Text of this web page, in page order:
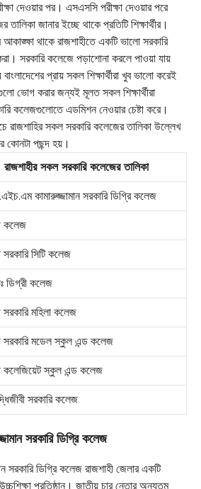
দেওয়ার পর। এসএসসি পরীক্ষা দেওয়ার পরে
জানার ইচ্ছে থাকে প্রতিটি শিক্ষার্থীর।
আকাঙ্ক্ষা থাকে রাজশাহীতে একটি ভালো সরকারি
সরকারি কলেজে পড়াশোনা করলে পাওয়া যায়
প্রায় সকল শিক্ষার্থীরা খুব ভালো করেই
ভোগ করার জন্যই মূলত সকল শিক্ষার্থীরা
কলেজগুলোতে এডমিশন নেওয়ার চেষ্টা করে।
রাজশাহির সকল সরকারি কলেজের তালিকা উল্লেখ
কোনটা পছন্দ হয়।
রাজশাহীর সকল সরকারি কলেজের তালিকা
কামারুজ্জামান সরকারি ডিগ্রি কলেজ
কলেজ
সরকারি সিটি কলেজ
ডিগ্রী কলেজ
সরকারি মহিলা কলেজ
সরকারি মডেল স্কুল এন্ড কলেজ
কলেজিয়েট স্কুল এন্ড কলেজ
সরকারি কলেজ
সরকারি ডিগ্রি কলেজ
সরকারি ডিগ্রি কলেজ রাজশাহী জেলার একটি
প্রতিষ্ঠান। জাতীয় চার নেতার অন্যতম